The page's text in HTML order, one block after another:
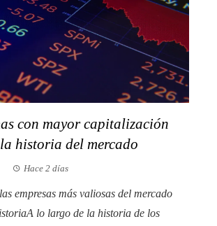
con mayor capitalización
historia del mercado
Hace 2 días
empresas más valiosas del mercado
lo largo de la historia de los